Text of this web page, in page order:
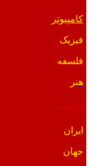
کامپیوتر
فیزیک
فلسفه
هنر
ایران
جهان